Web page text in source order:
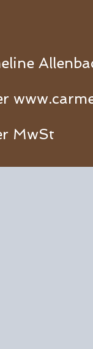
MwSt